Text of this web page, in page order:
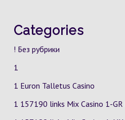
Categories
! Без рубрики
1
1 Euron Talletus Casino
1 157190 links Mix Casino 1-GR